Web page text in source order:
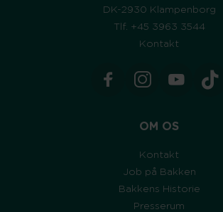
DK-2930 Klampenborg
Tlf. +45 3963 3544
Kontakt
OM OS
Kontakt
Job på Bakken
Bakkens Historie
Presserum